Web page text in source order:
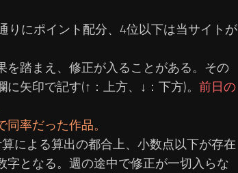
りにポイント配分、4位以下は当サイトが
踏まえ、修正が入ることがある。 その
矢印で記す(↑：上方、↓：下方)。 前日の
率だった作品。
による算出の都合上、小数点以下が存在
となる。週の途中で修正が一切入らな